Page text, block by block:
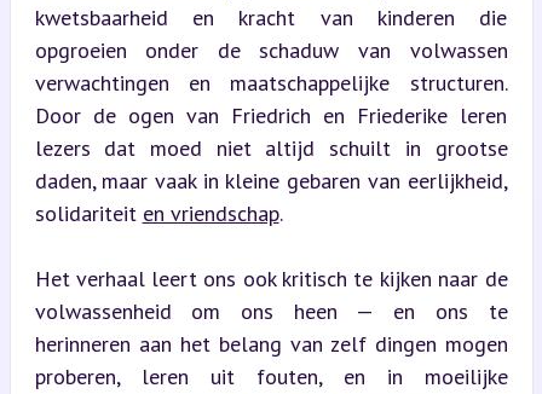
kwetsbaarheid en kracht van kinderen die
opgroeien onder de schaduw van volwassen
verwachtingen en maatschappelijke structuren.
Door de ogen van Friedrich en Friederike leren
lezers dat moed niet altijd schuilt in grootse
daden, maar vaak in kleine gebaren van eerlijkheid,
solidariteit en vriendschap.
Het verhaal leert ons ook kritisch te kijken naar de
volwassenheid om ons heen — en ons te
herinneren aan het belang van zelf dingen mogen
proberen, leren uit fouten, en in moeilijke